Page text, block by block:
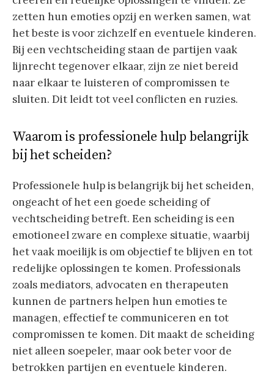
zetten hun emoties opzij en werken samen, wat
het beste is voor zichzelf en eventuele kinderen.
Bij een vechtscheiding staan de partijen vaak
lijnrecht tegenover elkaar, zijn ze niet bereid
naar elkaar te luisteren of compromissen te
sluiten. Dit leidt tot veel conflicten en ruzies.
Waarom is professionele hulp belangrijk
bij het scheiden?
Professionele hulp is belangrijk bij het scheiden,
ongeacht of het een goede scheiding of
vechtscheiding betreft. Een scheiding is een
emotioneel zware en complexe situatie, waarbij
het vaak moeilijk is om objectief te blijven en tot
redelijke oplossingen te komen. Professionals
zoals mediators, advocaten en therapeuten
kunnen de partners helpen hun emoties te
managen, effectief te communiceren en tot
compromissen te komen. Dit maakt de scheiding
niet alleen soepeler, maar ook beter voor de
betrokken partijen en eventuele kinderen.